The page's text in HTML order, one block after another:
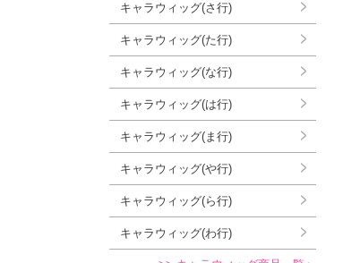
キャラウィッグ(さ行)
キャラウィッグ(た行)
キャラウィッグ(な行)
キャラウィッグ(は行)
キャラウィッグ(ま行)
キャラウィッグ(や行)
キャラウィッグ(ら行)
キャラウィッグ(わ行)